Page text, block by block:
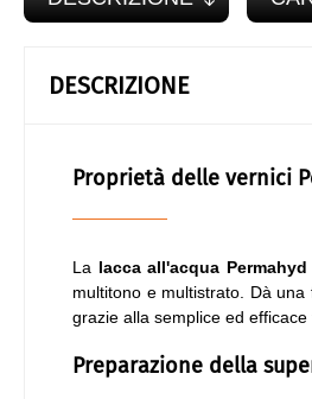
DESCRIZIONE
Proprietà delle vernici
La lacca all'acqua Permahyd
multitono e multistrato. Dà
grazie alla semplice ed
Preparazione della